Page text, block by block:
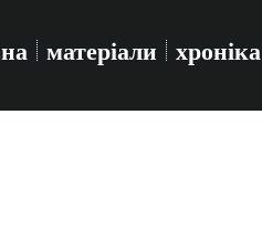
матеріали хроніка